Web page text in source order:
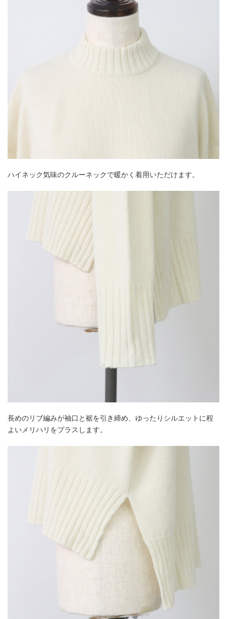
ハイネック気味のクルーネックで暖かく着用いただけます。
長めのリブ編みが袖口と裾を引き締め、ゆったりシルエットに程
よいメリハリをプラスします。